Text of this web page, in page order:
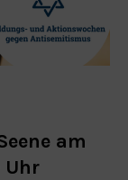
am
Uhr